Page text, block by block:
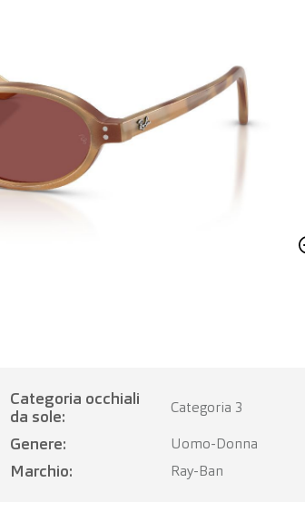
Categoria occhiali
da sole:
Categoria 3
Genere: Uomo-Donna
Marchio: Ray-Ban